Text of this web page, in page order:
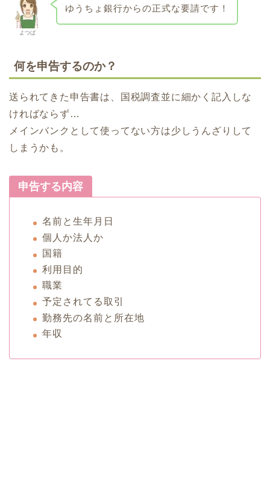
よつば
ゆうちょ銀行からの正式な要請です！
何を申告するのか？
送られてきた申告書は、国税調査並に細かく記入しな
ければならず…
メインバンクとして使ってない方は少しうんざりして
しまうかも。
申告する内容
名前と生年月日
個人か法人か
国籍
利用目的
職業
予定されてる取引
勤務先の名前と所在地
年収